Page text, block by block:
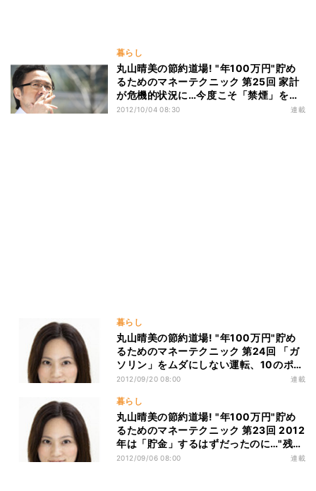
暮らし
丸山晴美の節約道場! "年100万円"貯め
るためのマネーテクニック 第25回 家計
が危機的状況に…今度こそ「禁煙」を成
功させたい!
2012/10/04 08:30 連載
暮らし
丸山晴美の節約道場! "年100万円"貯め
るためのマネーテクニック 第24回 「ガ
ソリン」をムダにしない運転、10のポイ
ントとは?
2012/09/20 08:00 連載
暮らし
丸山晴美の節約道場! "年100万円"貯め
るためのマネーテクニック 第23回 2012
年は「貯金」するはずだったのに…"残り
4カ月"で挽回するには?
2012/09/06 08:00 連載